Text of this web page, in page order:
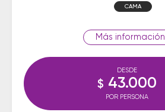
CAMA
información
DESDE
$ 43.000
POR PERSONA